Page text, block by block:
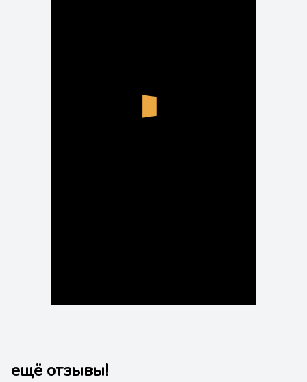
ещё отзывы!